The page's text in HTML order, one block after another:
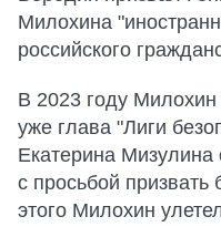
Милохина
российского
В 2023 году
уже глава "Лиги
Екатерина
с просьбой
этого Милохин